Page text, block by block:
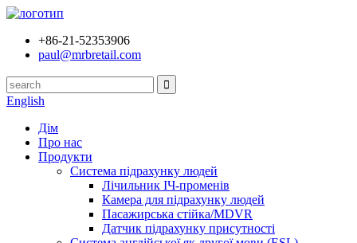
+86-21-52353906
paul@mrbretail.com
English
Дім
Про нас
Продукти
Система підрахунку людей
Лічильник ІЧ-променів
Камера для підрахунку людей
Пасажирська стійка/MDVR
Датчик підрахунку присутності